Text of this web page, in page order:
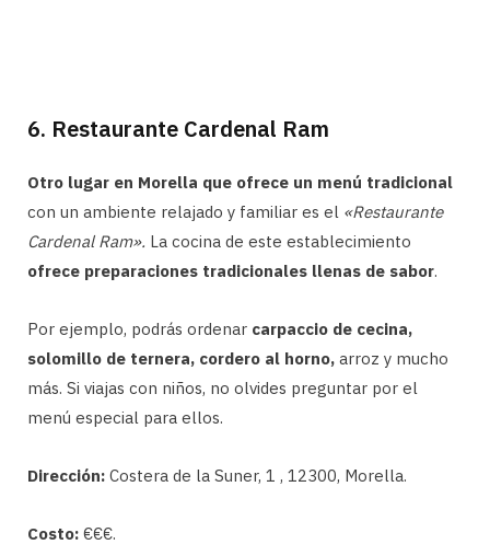
6. Restaurante Cardenal Ram
Otro lugar en Morella que ofrece un menú tradicional
con un ambiente relajado y familiar es el «Restaurante
Cardenal Ram». La cocina de este establecimiento
ofrece preparaciones tradicionales llenas de sabor.
Por ejemplo, podrás ordenar carpaccio de cecina,
solomillo de ternera, cordero al horno, arroz y mucho
más. Si viajas con niños, no olvides preguntar por el
menú especial para ellos.
Dirección: Costera de la Suner, 1 , 12300, Morella.
Costo: €€€.